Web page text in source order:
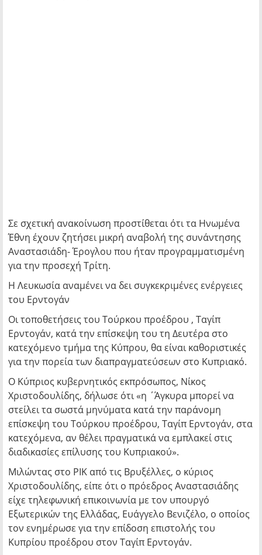
Σε σχετική ανακοίνωση προστίθεται ότι τα Ηνωμένα
Έθνη έχουν ζητήσει μικρή αναβολή της συνάντησης
Αναστασιάδη- Έρογλου που ήταν προγραμματισμένη
για την προσεχή Τρίτη.
Η Λευκωσία αναμένει να δει συγκεκριμένες ενέργειες
του Ερντογάν
Οι τοποθετήσεις του Τούρκου προέδρου , Ταγίπ
Ερντογάν, κατά την επίσκεψη του τη Δευτέρα στο
κατεχόμενο τμήμα της Κύπρου, θα είναι καθοριστικές
για την πορεία των διαπραγματεύσεων στο Κυπριακό.
Ο Κύπριος κυβερνητικός εκπρόσωπος, Νίκος
Χριστοδουλίδης, δήλωσε ότι «η ΄Άγκυρα μπορεί να
στείλει τα σωστά μηνύματα κατά την παράνομη
επίσκεψη του Τούρκου προέδρου, Ταγίπ Ερντογάν, στα
κατεχόμενα, αν θέλει πραγματικά να εμπλακεί στις
διαδικασίες επίλυσης του Κυπριακού».
Μιλώντας στο ΡΙΚ από τις Βρυξέλλες, ο κύριος
Χριστοδουλίδης, είπε ότι ο πρόεδρος Αναστασιάδης
είχε τηλεφωνική επικοινωνία με τον υπουργό
Εξωτερικών της Ελλάδας, Ευάγγελο Βενιζέλο, ο οποίος
τον ενημέρωσε για την επίδοση επιστολής του
Κυπρίου προέδρου στον Ταγίπ Ερντογάν.